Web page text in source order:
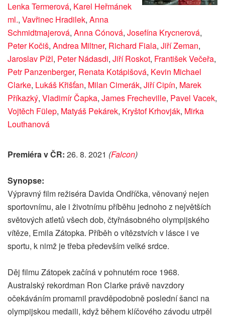
Lenka Termerová, Karel Heřmánek
ml., Vavřinec Hradilek, Anna
Schmidtmajerová, Anna Cónová, Josefína Krycnerová,
Peter Kočiš, Andrea Miltner, Richard Fiala, Jiří Zeman,
Jaroslav Pížl, Peter Nádasdi, Jiří Roskot, František Večeřa,
Petr Panzenberger, Renata Kotápišová, Kevin Michael
Clarke, Lukáš Křišťan, Milan Cimerák, Jiří Cipín, Marek
Příkazký, Vladimír Čapka, James Frecheville, Pavel Vacek,
Vojtěch Fülep, Matyáš Pekárek, Kryštof Krhovják, Mirka
Louthanová
Premiéra v ČR: 26. 8. 2021 (Falcon)
Synopse:
Výpravný film režiséra Davida Ondříčka, věnovaný nejen
sportovnímu, ale i životnímu příběhu jednoho z největších
světových atletů všech dob, čtyřnásobného olympijského
vítěze, Emila Zátopka. Příběh o vítězstvích v lásce i ve
sportu, k nimž je třeba především velké srdce.
Děj filmu Zátopek začíná v pohnutém roce 1968.
Australský rekordman Ron Clarke právě navzdory
očekáváním promarnil pravděpodobně poslední šanci na
olympijskou medaili, když během klíčového závodu utrpěl